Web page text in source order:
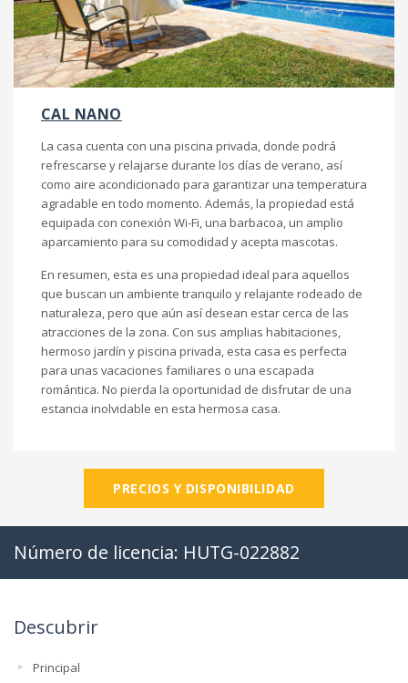
CAL NANO
La casa cuenta con una piscina privada, donde podrá
refrescarse y relajarse durante los días de verano, así
como aire acondicionado para garantizar una temperatura
agradable en todo momento. Además, la propiedad está
equipada con conexión Wi-Fi, una barbacoa, un amplio
aparcamiento para su comodidad y acepta mascotas.
En resumen, esta es una propiedad ideal para aquellos
que buscan un ambiente tranquilo y relajante rodeado de
naturaleza, pero que aún así desean estar cerca de las
atracciones de la zona. Con sus amplias habitaciones,
hermoso jardín y piscina privada, esta casa es perfecta
para unas vacaciones familiares o una escapada
romántica. No pierda la oportunidad de disfrutar de una
estancia inolvidable en esta hermosa casa.
PRECIOS Y DISPONIBILIDAD
Número de licencia: HUTG-022882
Descubrir
Principal